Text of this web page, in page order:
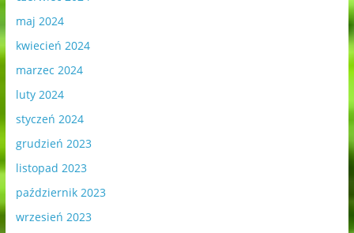
maj 2024
kwiecień 2024
marzec 2024
luty 2024
styczeń 2024
grudzień 2023
listopad 2023
październik 2023
wrzesień 2023